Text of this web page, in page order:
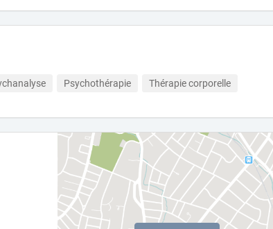
Psychothérapie Thérapie corporelle